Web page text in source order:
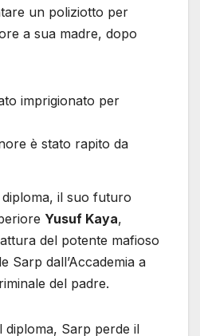
un poliziotto per
a sua madre, dopo
imprigionato per
è stato rapito da
il suo futuro
Yusuf Kaya,
del potente mafioso
Sarp dall’Accademia a
del padre.
diploma, Sarp perde il